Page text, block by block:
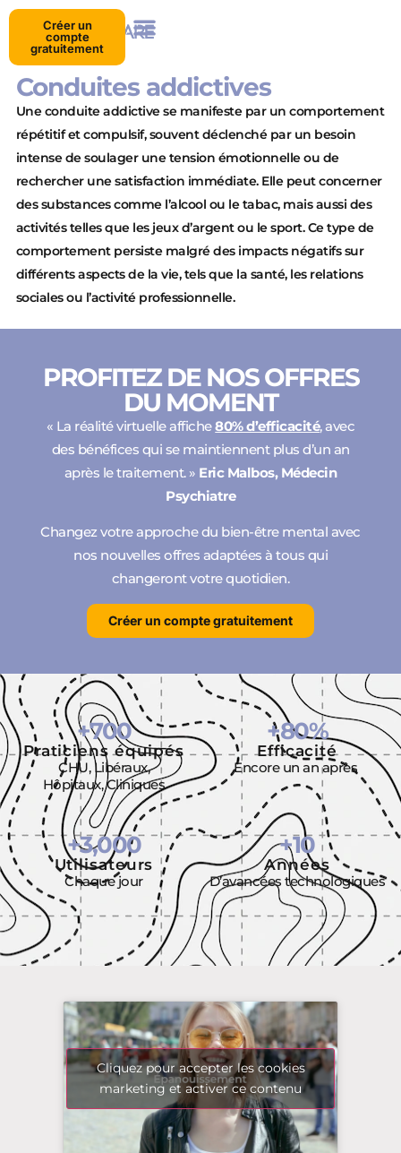
Créer un
compte
gratuitement
Conduites addictives
Une conduite addictive se manifeste par un comportement
répétitif et compulsif, souvent déclenché par un besoin
intense de soulager une tension émotionnelle ou de
rechercher une satisfaction immédiate. Elle peut concerner
des substances comme l’alcool ou le tabac, mais aussi des
activités telles que les jeux d’argent ou le sport. Ce type de
comportement persiste malgré des impacts négatifs sur
différents aspects de la vie, tels que la santé, les relations
sociales ou l’activité professionnelle.
PROFITEZ DE NOS OFFRES
DU MOMENT
« La réalité virtuelle affiche80% d’efficacité, avec
des bénéfices qui se maintiennent plus d’un an
après le traitement. » Eric Malbos, Médecin
Psychiatre
Changez votre approche du bien-être mental avec
nos nouvelles offres adaptées à tous qui
changeront votre quotidien.
Créer un compte gratuitement
+700
Praticiens équipés
CHU, Libéraux,
Hôpitaux, Cliniques
+80%
Efficacité
Encore un an après
+3,000
Utilisateurs
Chaque jour
+10
Années
D’avancées technologiques
Cliquez pour accepter les cookies
marketing et activer ce contenu